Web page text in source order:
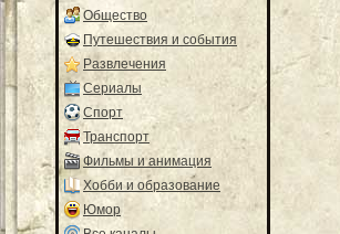
Общество
Путешествия и события
Развлечения
Сериалы
Спорт
Транспорт
Фильмы и анимация
Хобби и образование
Юмор